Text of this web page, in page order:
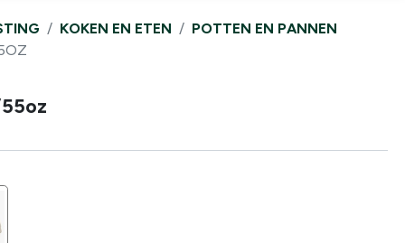
KOKEN EN ETEN
POTTEN EN PANNEN